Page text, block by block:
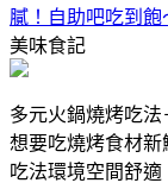
膩！自助吧吃到飽
美味食記
多元火鍋燒烤吃
想要吃燒烤食材新
吃法環境空間舒